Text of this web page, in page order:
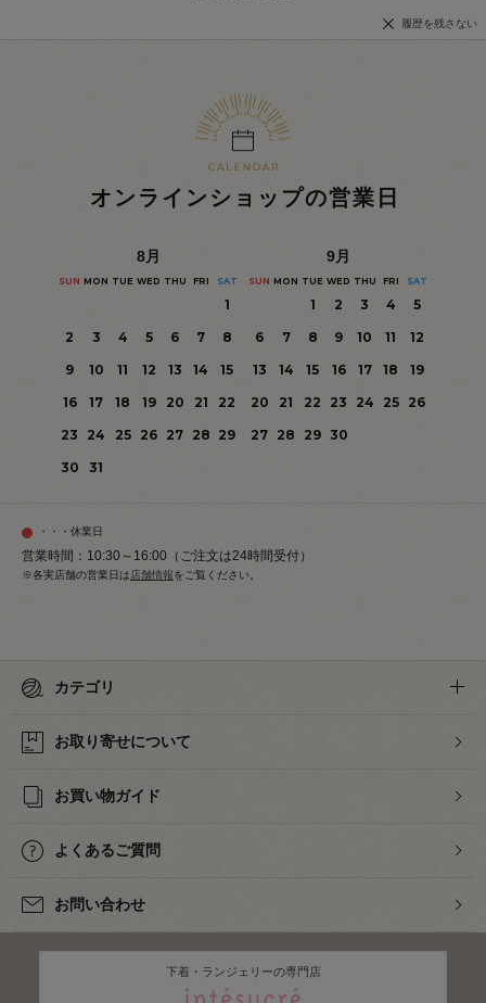
履歴を残さない
オンラインショップの営業日
8月
SUN MON TUE WED THU FRI SAT
1
2
3 4 5 6 7
8
9
10 11 12 13 14
15
16
17 18 19 20 21
22
23
24 25 26 27 28 29
30
31
9月
SUN MON TUE WED THU FRI SAT
1 2 3 4
5
6
7 8 9 10 11
12
13
14 15 16 17 18
19
20
21 22 23 24 25
26
27 28 29 30
・・・休業日
営業時間：10:30～16:00（ご注文は24時間受付）
※各実店舗の営業日は店舗情報をご覧ください。
カテゴリ
お取り寄せについて
お買い物ガイド
よくあるご質問
お問い合わせ
下着・ランジェリーの専門店